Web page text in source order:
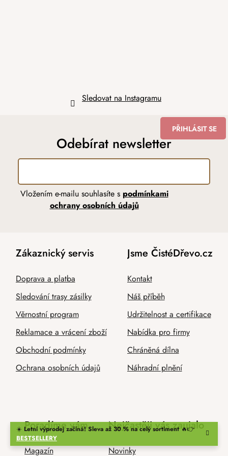
☀️ Letní výprodej začíná! Sleva až 30 % na celý sortiment🔥👉
BESTSELLERY
Sledovat na Instagramu
Odebírat newsletter
Vložením e-mailu souhlasíte s podmínkami
ochrany osobních údajů
PŘIHLÁSIT SE
Zákaznický servis
Doprava a platba
Sledování trasy zásilky
Věrnostní program
Reklamace a vrácení zboží
Obchodní podmínky
Ochrana osobních údajů
Jsme ČistéDřevo.cz
Kontakt
Náš příběh
Udržitelnost a certifikace
Nabídka pro firmy
Chráněná dílna
Náhradní plnění
Poradíme vám
Magazín
Nejčastěji vás zaujalo
Novinky